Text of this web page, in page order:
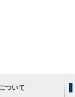
ついて